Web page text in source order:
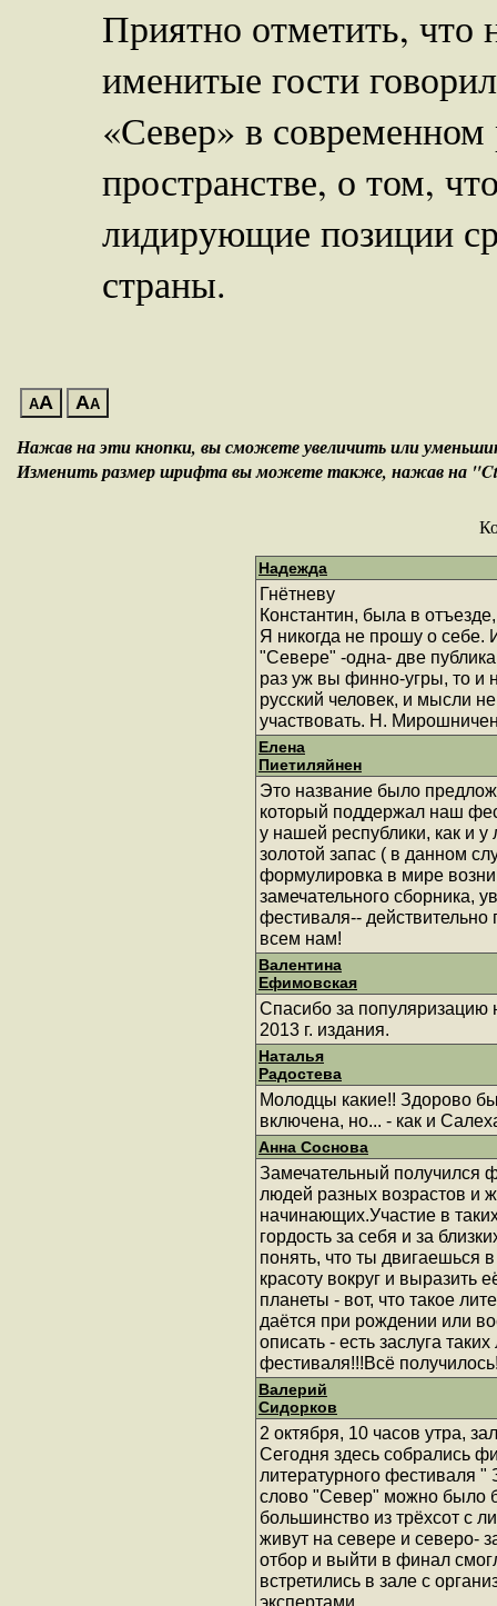
Приятно отметить, что
именитые гости
«Север» в
пространстве, о том,
лидирующие позиции
страны.
AA AA
Нажав на эти кнопки, вы сможете увеличить или
Изменить размер шрифта вы можете также, нажав на